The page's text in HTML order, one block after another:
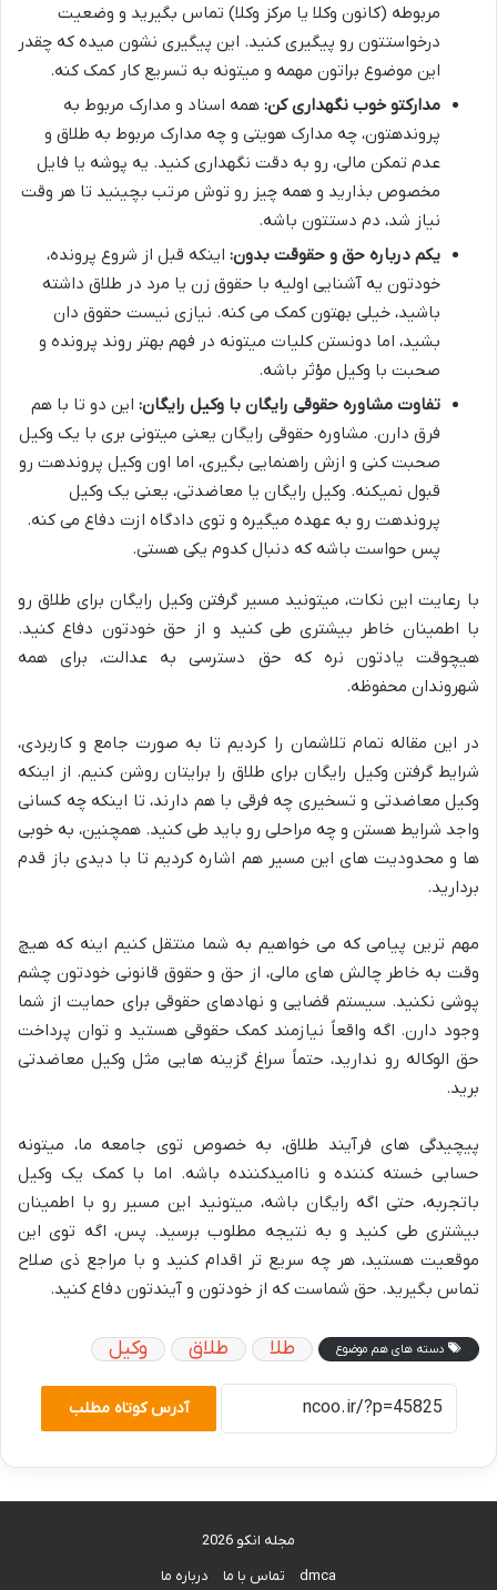
مربوطه (کانون وکلا یا مرکز وکلا) تماس بگیرید و وضعیت
درخواستتون رو پیگیری کنید. این پیگیری نشون میده که چقدر
این موضوع براتون مهمه و میتونه به تسریع کار کمک کنه.
مدارکتو خوب نگهداری کن: همه اسناد و مدارک مربوط به
پروندهتون، چه مدارک هویتی و چه مدارک مربوط به طلاق و
عدم تمکن مالی، رو به دقت نگهداری کنید. یه پوشه یا فایل
مخصوص بذارید و همه چیز رو توش مرتب بچینید تا هر وقت
نیاز شد، دم دستتون باشه.
یکم درباره حق و حقوقت بدون: اینکه قبل از شروع پرونده،
خودتون یه آشنایی اولیه با حقوق زن یا مرد در طلاق داشته
باشید، خیلی بهتون کمک می کنه. نیازی نیست حقوق دان
بشید، اما دونستن کلیات میتونه در فهم بهتر روند پرونده و
صحبت با وکیل مؤثر باشه.
تفاوت مشاوره حقوقی رایگان با وکیل رایگان: این دو تا با هم
فرق دارن. مشاوره حقوقی رایگان یعنی میتونی بری با یک وکیل
صحبت کنی و ازش راهنمایی بگیری، اما اون وکیل پروندهت رو
قبول نمیکنه. وکیل رایگان یا معاضدتی، یعنی یک وکیل
پروندهت رو به عهده میگیره و توی دادگاه ازت دفاع می کنه.
پس حواست باشه که دنبال کدوم یکی هستی.
با رعایت این نکات، میتونید مسیر گرفتن وکیل رایگان برای طلاق رو
با اطمینان خاطر بیشتری طی کنید و از حق خودتون دفاع کنید.
هیچوقت یادتون نره که حق دسترسی به عدالت، برای همه
شهروندان محفوظه.
در این مقاله تمام تلاشمان را کردیم تا به صورت جامع و کاربردی،
شرایط گرفتن وکیل رایگان برای طلاق را برایتان روشن کنیم. از اینکه
وکیل معاضدتی و تسخیری چه فرقی با هم دارند، تا اینکه چه کسانی
واجد شرایط هستن و چه مراحلی رو باید طی کنید. همچنین، به خوبی
ها و محدودیت های این مسیر هم اشاره کردیم تا با دیدی باز قدم
بردارید.
مهم ترین پیامی که می خواهیم به شما منتقل کنیم اینه که هیچ
وقت به خاطر چالش های مالی، از حق و حقوق قانونی خودتون چشم
پوشی نکنید. سیستم قضایی و نهادهای حقوقی برای حمایت از شما
وجود دارن. اگه واقعاً نیازمند کمک حقوقی هستید و توان پرداخت
حق الوکاله رو ندارید، حتماً سراغ گزینه هایی مثل وکیل معاضدتی
برید.
پیچیدگی های فرآیند طلاق، به خصوص توی جامعه ما، میتونه
حسابی خسته کننده و ناامیدکننده باشه. اما با کمک یک وکیل
باتجربه، حتی اگه رایگان باشه، میتونید این مسیر رو با اطمینان
بیشتری طی کنید و به نتیجه مطلوب برسید. پس، اگه توی این
موقعیت هستید، هر چه سریع تر اقدام کنید و با مراجع ذی صلاح
تماس بگیرید. حق شماست که از خودتون و آیندتون دفاع کنید.
دسته های هم موضوع طلا طلاق وکیل
آدرس کوتاه مطلب
مجله انکو 2026
dmca
تماس با ما درباره ما